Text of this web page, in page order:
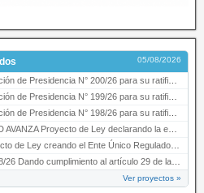
05/08/2026
de Presidencia N° 200/26 para su ratificación.
de Presidencia N° 199/26 para su ratificación.
de Presidencia N° 198/26 para su ratificación.
de Ley declarando la esencialidad del servicio educativ…
el Ente Único Regulador de servicios públicos de la …
cumplimiento al artículo 29 de la Ley provincial N° 1399…
Ver proyectos »